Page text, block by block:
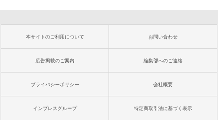
本サイトのご利用について お問い合わせ
広告掲載のご案内 編集部へのご連絡
プライバシーポリシー 会社概要
インプレスグループ 特定商取引法に基づく表示